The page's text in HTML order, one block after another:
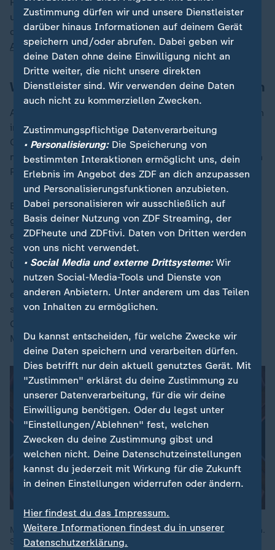
unterstützen. Sie fürchten die Rache Trumps, sollte er
die Wahl gewinnen. Die Konsequenz: Redakteure und
Abonennten kündigenaus Protest.
Wüsten und systemische Ungleichheiten
Aber Nachrichtenwüsten sind nicht die einzigen Wüsten
in den USA. Etwa 30 Millionen Menschen leben in
Gesundheitswüsten ohne Zugang zu adäquater
medizinischer Versorgung und 35 Millionen - rund zehn
Prozent der Bevölkerung - in Bildungswüsten.
Bildungswüsten sind Gegenden, in denen es entweder
gar keine öffentlichen Hochschulen gibt oder nur ein
einziges "broad-access public college" mit niedrigen
Standards und meist wenig Ressourcen.
Überproportional betroffen sind Gemeinden, in denen
vor allem schwarze, hispanische und
einkommensschwache Familien leben. So werden
systemische Ungleichheiten fortgeschrieben, die
Gesundheit und die sozio-ökonomische Mobilität der
Menschen eingeschränkt.
MAITHINK X schaut auf die Pläne der amerikanischen Rechten.
Sie erregen weniger Aufsehen als Trump, sind aber umso
Zustimmung dürfen wir und unsere Dienstleister
darüber hinaus Informationen auf deinem Gerät
speichern und/oder abrufen. Dabei geben wir
deine Daten ohne deine Einwilligung nicht an
Dritte weiter, die nicht unsere direkten
Dienstleister sind. Wir verwenden deine Daten
auch nicht zu kommerziellen Zwecken.
Zustimmungspflichtige Datenverarbeitung
• Personalisierung:Die Speicherung von
bestimmten Interaktionen ermöglicht uns, dein
Erlebnis im Angebot des ZDF an dich anzupassen
und Personalisierungsfunktionen anzubieten.
Dabei personalisieren wir ausschließlich auf
Basis deiner Nutzung von ZDF Streaming, der
ZDFheute und ZDFtivi. Daten von Dritten werden
von uns nicht verwendet.
• Social Media und externe Drittsysteme:Wir
nutzen Social-Media-Tools und Dienste von
anderen Anbietern. Unter anderem um das Teilen
von Inhalten zu ermöglichen.
Du kannst entscheiden, für welche Zwecke wir
deine Daten speichern und verarbeiten dürfen.
Dies betrifft nur dein aktuell genutztes Gerät. Mit
"Zustimmen" erklärst du deine Zustimmung zu
unserer Datenverarbeitung, für die wir deine
Einwilligung benötigen. Oder du legst unter
"Einstellungen/Ablehnen" fest, welchen
Zwecken du deine Zustimmung gibst und
welchen nicht. Deine Datenschutzeinstellungen
kannst du jederzeit mit Wirkung für die Zukunft
in deinen Einstellungen widerrufen oder ändern.
Hier findest du das Impressum.
Weitere Informationen findest du in unserer
Datenschutzerklärung.